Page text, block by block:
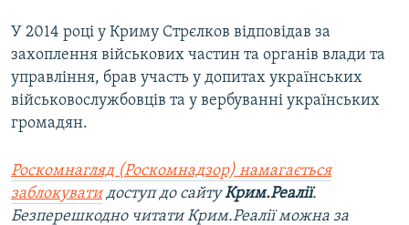
У 2014 році у Криму Стрєлков відповідав за
захоплення військових частин та органів влади та
управління, брав участь у допитах українських
військовослужбовців та у вербуванні українських
громадян.
Роскомнагляд (Роскомнадзор) намагається
заблокуватидоступ до сайтуКрим.Реалії.
Безперешкодно читати Крим.Реалії можна за